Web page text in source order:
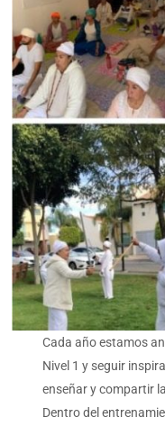
Cada año estamos
Nivel 1 y seguir
enseñar y compartir
Dentro del